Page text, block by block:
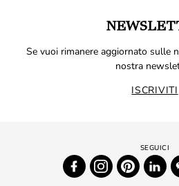
Se vuoi rimanere aggiornato sulle
nostra
ISCRIVITI